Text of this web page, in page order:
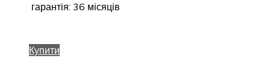
гарантія: 36 місяців
Купити